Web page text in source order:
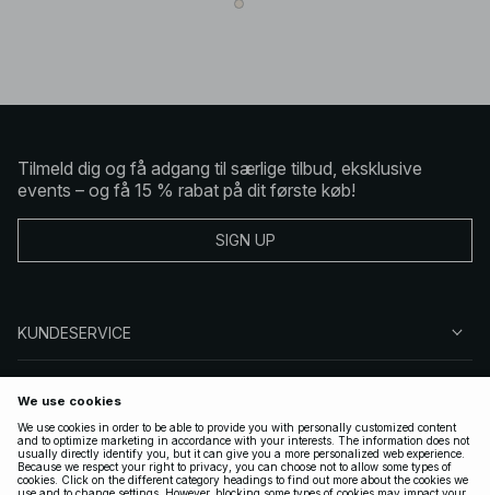
Tilmeld dig og få adgang til særlige tilbud, eksklusive
events – og få 15 % rabat på dit første køb!
SIGN UP
KUNDESERVICE
FØLG OS